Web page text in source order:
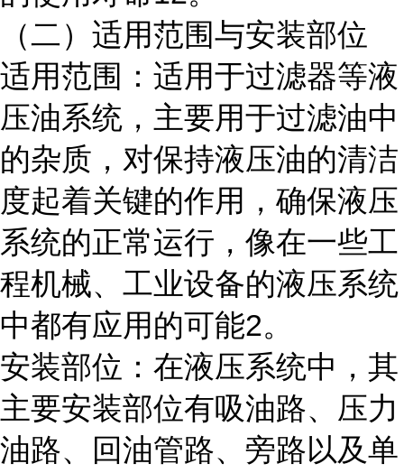
（二）适用范围与安装部位
适用范围：适用于过滤器等液
压油系统，主要用于过滤油中
的杂质，对保持液压油的清洁
度起着关键的作用，确保液压
系统的正常运行，像在一些工
程机械、工业设备的液压系统
中都有应用的可能2。
安装部位：在液压系统中，其
主要安装部位有吸油路、压力
油路、回油管路、旁路以及单